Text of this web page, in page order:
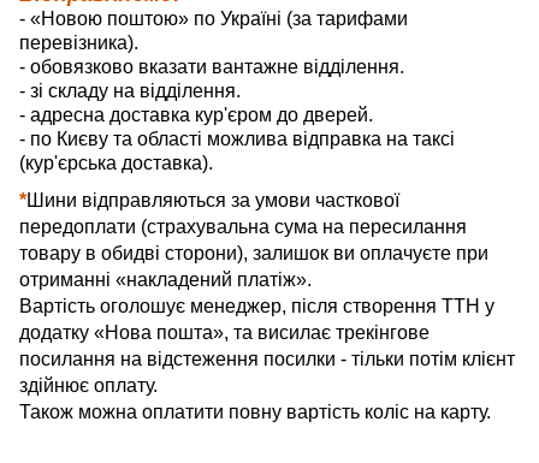
- «Новою поштою» по Україні (за тарифами
перевізника).
- обовязково вказати вантажне відділення.
- зі складу на відділення.
- адресна доставка кур'єром до дверей.
- по Києву та області можлива відправка на таксі
(кур'єрська доставка).
*Шини відправляються за умови часткової
передоплати (страхувальна сума на пересилання
товару в обидві сторони), залишок ви оплачуєте при
отриманні «накладений платіж».
Вартість оголошує менеджер, після створення ТТН у
додатку «Нова пошта», та висилає трекінгове
посилання на відстеження посилки - тільки потім клієнт
здійнює оплату.
Також можна оплатити повну вартість коліс на карту.